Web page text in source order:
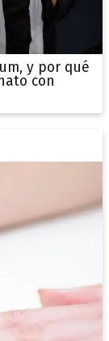
y por qué
con